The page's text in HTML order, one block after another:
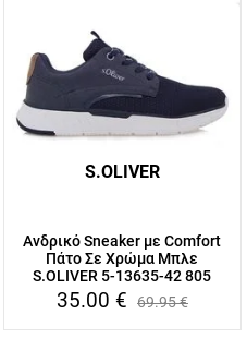
S.OLIVER
Ανδρικό Sneaker με Comfort
Πάτο Σε Χρώμα Μπλε
S.OLIVER 5-13635-42 805
35.00 € 69.95€